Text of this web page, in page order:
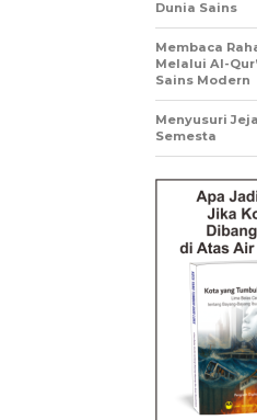
Dunia Sains
Membaca
Melalui Al-
Sains Modern
Menyusuri
Semesta